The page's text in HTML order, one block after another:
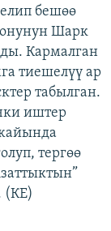
бешөө
Шарк
Кармалган
тиешелүү ар
табылган.
иштер
тергөө
(КЕ)